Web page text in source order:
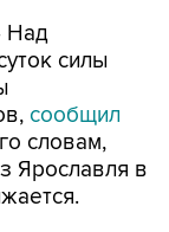
Над
силы
сообщил
словам,
Ярославля в